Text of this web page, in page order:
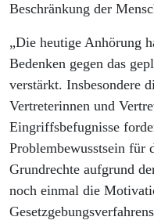
Beschränkung der
„Die heutige Anhörung
Bedenken gegen das
verstärkt. Insbesondere
Vertreterinnen und
Eingriffsbefugnisse
Problembewusstsein für
Grundrechte aufgrund
noch einmal die